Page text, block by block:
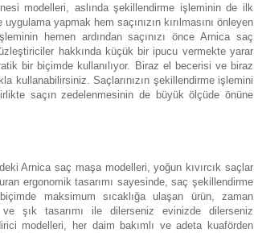
modelleri, aslında şekillendirme işleminin de ilk
yapmak hem saçınızın kırılmasını önleyen
hemen ardından saçınızı önce Arnica saç
hakkında küçük bir ipucu vermekte yarar
bir biçimde kullanılıyor. Biraz el becerisi ve biraz
kullanabilirsiniz. Saçlarınızın şekillendirme işlemini
saçın zedelenmesinin de büyük ölçüde önüne
Arnica saç maşa modelleri, yoğun kıvırcık saçlar
ergonomik tasarımı sayesinde, saç şekillendirme
maksimum sıcaklığa ulaşan ürün, zaman
şık tasarımı ile dilerseniz evinizde dilerseniz
modelleri, her daim bakımlı ve adeta kuaförden